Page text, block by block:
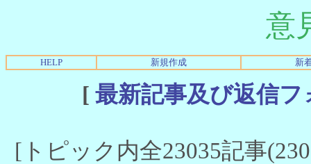
意
HELP 新規作成 新
[ 最新記事及び返信
[トピック内全23035記事